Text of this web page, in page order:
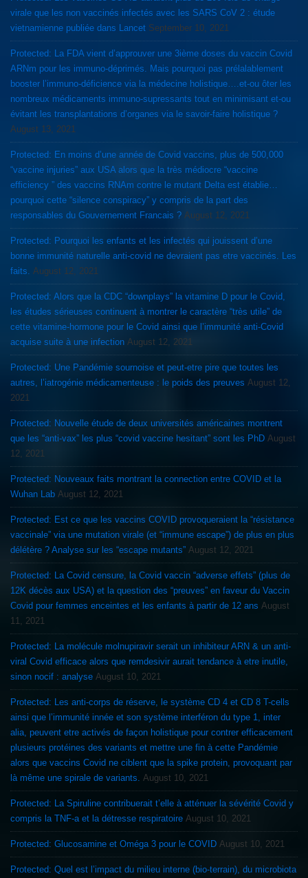
virale que les non vaccinés infectés avec les SARS CoV 2 : étude
vietnamienne publiée dans Lancet September 10, 2021
Protected: La FDA vient d’approuver une 3ième doses du vaccin Covid
ARNm pour les immuno-déprimés. Mais pourquoi pas prélalablement
booster l’immuno-déficience via la médecine holistique….et-ou ôter les
nombreux médicaments immuno-supressants tout en minimisant et-ou
évitant les transplantations d’organes via le savoir-faire holistique ?
August 13, 2021
Protected: En moins d’une année de Covid vaccins, plus de 500,000
“vaccine injuries” aux USA alors que la très médiocre “vaccine
efficiency ” des vaccins RNAm contre le mutant Delta est établie…
pourquoi cette “silence conspiracy” y compris de la part des
responsables du Gouvernement Francais ? August 12, 2021
Protected: Pourquoi les enfants et les infectés qui jouissent d’une
bonne immunité naturelle anti-covid ne devraient pas etre vaccinés. Les
faits.
August 12, 2021
Protected: Alors que la CDC “downplays” la vitamine D pour le Covid,
les études sérieuses continuent à montrer le caractère “très utile” de
cette vitamine-hormone pour le Covid ainsi que l’immunité anti-Covid
acquise suite à une infection August 12, 2021
Protected: Une Pandémie sournoise et peut-etre pire que toutes les
autres, l’iatrogénie médicamenteuse : le poids des preuves August 12,
2021
Protected: Nouvelle étude de deux universités américaines montrent
que les “anti-vax” les plus “covid vaccine hesitant” sont les PhD August
12, 2021
Protected: Nouveaux faits montrant la connection entre COVID et la
Wuhan Lab August 12, 2021
Protected: Est ce que les vaccins COVID provoqueraient la “résistance
vaccinale” via une mutation virale (et “immune escape”) de plus en plus
délétère ? Analyse sur les “escape mutants” August 12, 2021
Protected: La Covid censure, la Covid vaccin “adverse effets” (plus de
12K décès aux USA) et la question des “preuves” en faveur du Vaccin
Covid pour femmes enceintes et les enfants à partir de 12 ans August
11, 2021
Protected: La molécule molnupiravir serait un inhibiteur ARN & un anti-
viral Covid efficace alors que remdesivir aurait tendance à etre inutile,
sinon nocif : analyse August 10, 2021
Protected: Les anti-corps de réserve, le système CD 4 et CD 8 T-cells
ainsi que l’immunité innée et son système interféron du type 1, inter
alia, peuvent etre activés de façon holistique pour contrer efficacement
plusieurs protéines des variants et mettre une fin à cette Pandémie
alors que vaccins Covid ne ciblent que la spike protein, provoquant par
là même une spirale de variants.
August 10, 2021
Protected: La Spiruline contribuerait t’elle à atténuer la sévérité Covid y
compris la TNF-a et la détresse respiratoire August 10, 2021
Protected: Glucosamine et Oméga 3 pour le COVID August 10, 2021
Protected: Quel est l’impact du milieu interne (bio-terrain), du microbiota